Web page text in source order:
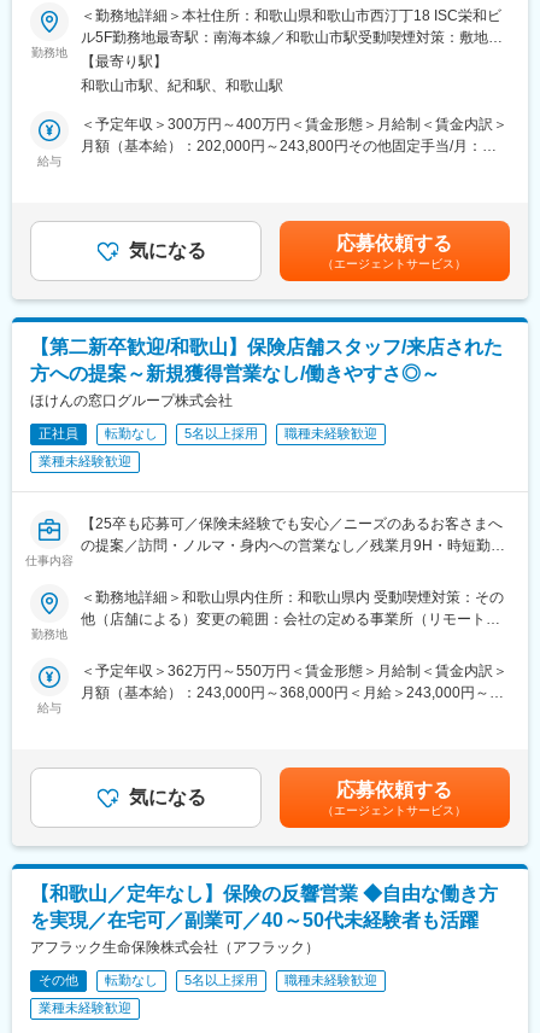
チャレンジできる制度が整っています。実際に代理店営業から広
報や商品開発、ITシステム、契約サービス部門など幅広い部門へ
のキャリアチェンジが叶っています。
向先の定める業務となります）
17時：帰社、事務作業、翌日の準備
18時：退社
■研修制度
入社後は全体研修の後、支社配属となり、商談同行や、資料作成
のサポートからお任せします。中途入社社員も早期に馴染めるよ
う、1年間「エンゲージメントサポーター」をアサインします。
評価は「業績貢献評価」と「行動評価」に分かれています。
評価と報酬は連動しており、「業績貢献評価」は短期業績賞与、
「行動評価」は給与改定に反映されます。
績賞与は全社業績と個人業績で変動します。
賞与の総支給月数は、およそ7.2～8.5か月となります。
■働き方
在宅勤務からのリモート会議（担当代理店次第）やフレックス制
度、直行直帰も可です。転居の有無にかかわらず、3～5年に一度
転勤の可能性がございます。
■キャリアの選択肢
チャレンジできる制度が整っています。実際に代理店営業から広
報や商品開発、ITシステム、契約サービス部門など幅広い部門へ
変更の範囲：会社の定める業務（会社が出向を指示した場合は出
＼おすすめポイント／
・入社後は損害保険・生命保険の営業をお任せします。個人営業
と法人営業の両方経験することが可能です！（個人：法人の割合
は6:4）
・顧客の９０％は損害保険の契約者のため、既存のお客様への保
険アドバイスが中心となります。
迎です◎
■具体的には：
・書類や契約書作成
・既存顧客への追販を中心とした損害保険や生命保険販売
（現在の営業形態はお客様からのご紹介メイン）
・顧客（法人／個人）との商談
・契約後顧客のフォローアップ
■組織構成：
営業職は５名の組織です。
います。
■魅力：
・保育園をお探しの方へは。保育園の紹介も行っております。子
育てしながら働く方を歓迎しております。
割合を個人に還元しております。
変更の範囲：会社の定める業務
勤務地
＜勤務地詳細＞本社住所：和歌山県和歌山市西汀丁18 ISC栄和ビ
ル5F勤務地最寄駅：南海本線／和歌山市駅受動喫煙対策：敷地内
喫煙可能場所あり変更の範囲：会社の定める事業所
【最寄り駅】
和歌山市駅、紀和駅、和歌山駅
給与
＜予定年収＞300万円～400万円＜賃金形態＞月給制＜賃金内訳＞
月額（基本給）：202,000円～243,800円その他固定手当/月：
実績）50万円～100万円）・昇給あり：年1回（前年度実績：上限
22,000円）・超過残業代は別途支給※入社1年後から昇給・賞与の
支給対象※賞与額／昇給額は会社および個人の業績に応じて決定し
ます賃金はあくまでも目安の金額であり、選考を通じて上下する
可能性があります。月給(月額)は固定手当を含めた表記です。
気になる 応募依頼する
（エージェントサービス）
【第二新卒歓迎/和歌山】保険店舗スタッフ/来店された
方への提案～新規獲得営業なし/働きやすさ◎～
ほけんの窓口グループ株式会社
正社員 転勤なし 5名以上採用
職種未経験歓迎
業種未経験歓迎
仕事内容
【25卒も応募可／保険未経験でも安心／ニーズのあるお客さまへ
の提案／訪問・ノルマ・身内への営業なし／残業月9H・時短勤務
■業務内容：
す
＜魅力＞
保険のご加入・見直しをご検討されているお客さまのみのため、
本質的な提案スキルを磨けます
◎会社からの販売指示・個人ノルマなし
ノルマ達成のために強引な提案をすることは企業方針と異なるた
め、身内や友人への営業もありません
◎多様な働き方が可能
残業は月平均9時間、ご家庭の用事でのお休みもとりやすく、子育
て世代の方も安心して就業いただけます
※研修後から時短勤務制度の利用可
※転勤はありませんが、全国各地に店舗があるためパートナーの転
勤に合わせてついていくことも可能
勤務地
＜勤務地詳細＞和歌山県内住所：和歌山県内 受動喫煙対策：その
他（店舗による）変更の範囲：会社の定める事業所（リモートワ
給与
＜予定年収＞362万円～550万円＜賃金形態＞月給制＜賃金内訳＞
月額（基本給）：243,000円～368,000円＜月給＞243,000円～
750万円（経験4年／店長職／月給48万円＋賞与）★年収500万円
（経験3年／店舗営業職／月給33万円＋賞与）賃金はあくまでも
目安の金額であり、選考を通じて上下する可能性があります。月
給(月額)は固定手当を含めた表記です。
気になる 応募依頼する
（エージェントサービス）
【和歌山／定年なし】保険の反響営業 ◆自由な働き方
を実現／在宅可／副業可／40～50代未経験者も活躍
アフラック生命保険株式会社（アフラック）
その他 転勤なし 5名以上採用
職種未経験歓迎
業種未経験歓迎